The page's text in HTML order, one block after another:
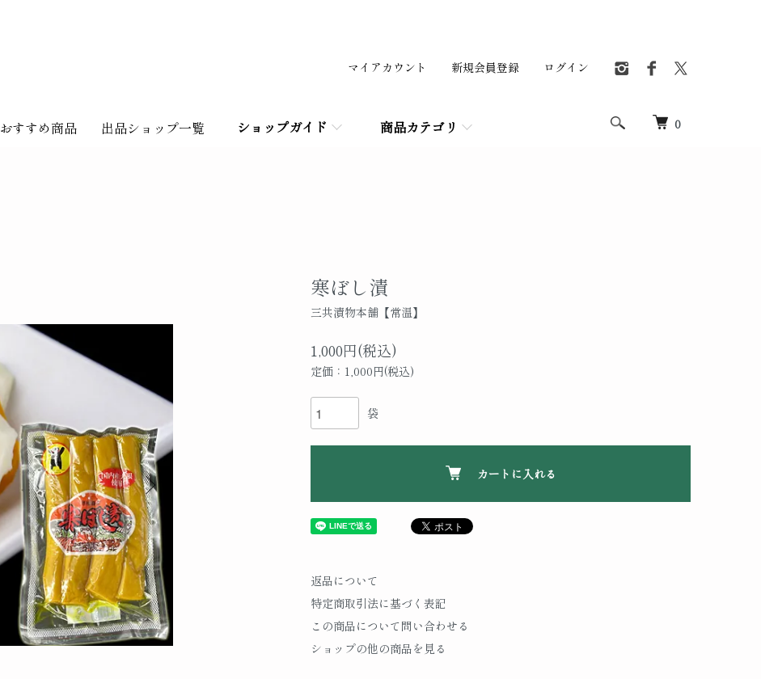
0
おすすめ商品 出品ショップ一覧 ショップガイド 商品カテゴリ
マイアカウント 新規会員登録 ログイン
寒ぼし漬
三共漬物本舗【常温】
1,000円(税込)
定価：1,000円(税込)
袋
カートに入れる
返品について
特定商取引法に基づく表記
この商品について問い合わせる
ショップの他の商品を見る